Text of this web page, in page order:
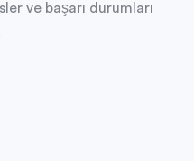
ve başarı durumları